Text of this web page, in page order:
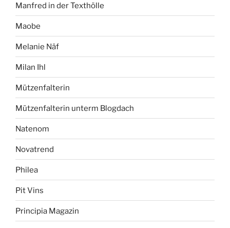
Manfred in der Texthölle
Maobe
Melanie Näf
Milan Ihl
Mützenfalterin
Mützenfalterin unterm Blogdach
Natenom
Novatrend
Philea
Pit Vins
Principia Magazin